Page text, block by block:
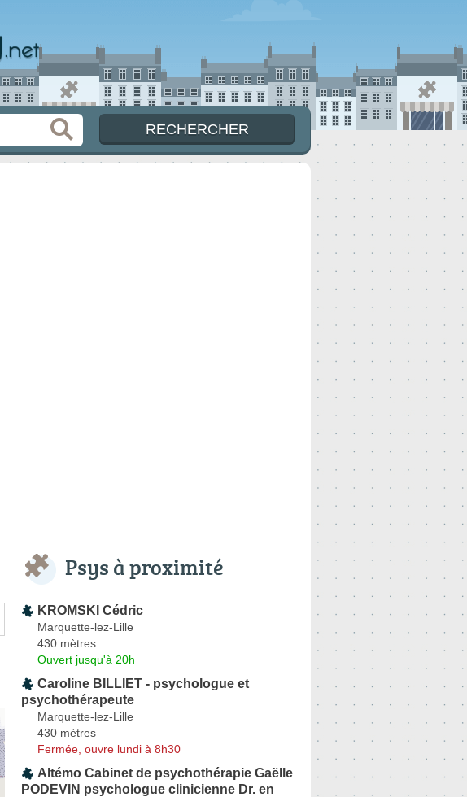
Psys à proximité
KROMSKI Cédric
Marquette-lez-Lille
430 mètres
Ouvert jusqu'à 20h
Caroline BILLIET - psychologue et
psychothérapeute
Marquette-lez-Lille
430 mètres
Fermée, ouvre lundi à 8h30
Altémo Cabinet de psychothérapie Gaëlle
PODEVIN psychologue clinicienne Dr. en